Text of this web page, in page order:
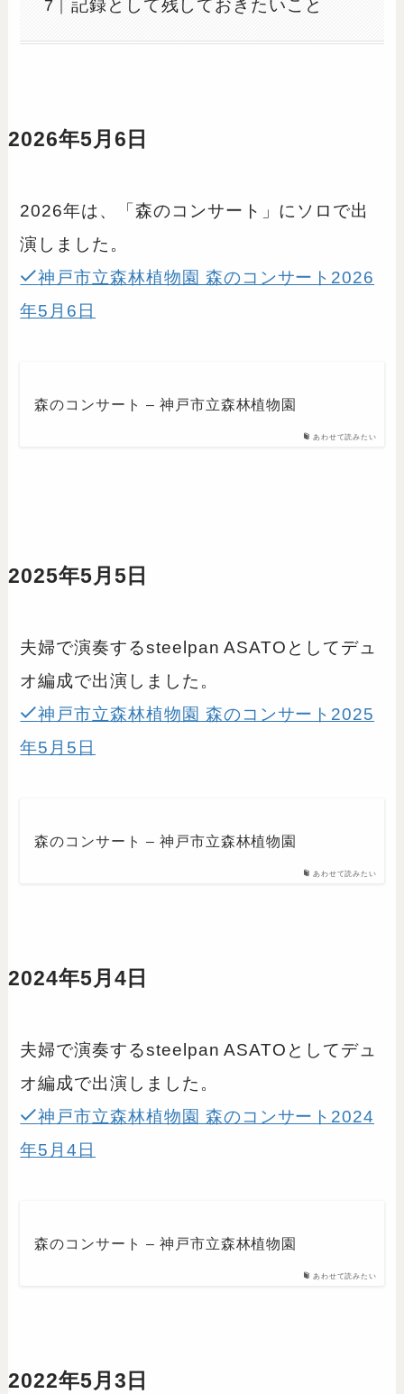
記録として残しておきたいこと
2026年5月6日
2026年は、「森のコンサート」にソロで出
演しました。
神戸市立森林植物園 森のコンサート2026
年5月6日
あわせて読みたい
森のコンサート – 神戸市立森林植物園
2025年5月5日
夫婦で演奏するsteelpan ASATOとしてデュ
オ編成で出演しました。
神戸市立森林植物園 森のコンサート2025
年5月5日
あわせて読みたい
森のコンサート – 神戸市立森林植物園
2024年5月4日
夫婦で演奏するsteelpan ASATOとしてデュ
オ編成で出演しました。
神戸市立森林植物園 森のコンサート2024
年5月4日
あわせて読みたい
森のコンサート – 神戸市立森林植物園
2022年5月3日